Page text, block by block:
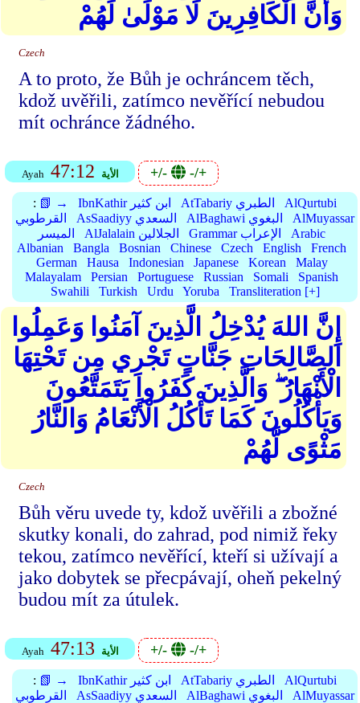
وَأَنَّ الْكَافِرِينَ لَا مَوْلَىٰ لَهُمْ
Czech
A to proto, že Bůh je ochráncem těch,
kdož uvěřili, zatímco nevěřící nebudou
mít ochránce žádného.
Ayah 47:12 الأية +/- -/+
: 📗 → IbnKathir ابن كثير AtTabariy الطبري
AlQurtubi
القرطوبي
AsSaadiyy السعدي AlBaghawi البغوي
AlMuyassar
الميسر
AlJalalain الجلالين Grammar الإعراب
Arabic
Albanian
Bangla Bosnian Chinese Czech English
French
German
Hausa Indonesian Japanese Korean
Malay
Malayalam
Persian Portuguese Russian Somali
Spanish
Swahili
Turkish Urdu Yoruba Transliteration [+]
إِنَّ اللهَ يُدْخِلُ الَّذِينَ آمَنُوا وَعَمِلُوا
الصَّالِحَاتِ جَنَّاتٍ تَجْرِي مِن تَحْتِهَا
الْأَنْهَارُ ۖ وَالَّذِينَ كَفَرُوا يَتَمَتَّعُونَ
وَيَأْكُلُونَ كَمَا تَأْكُلُ الْأَنْعَامُ وَالنَّارُ
مَثْوًى لَّهُمْ
Czech
Bůh věru uvede ty, kdož uvěřili a zbožné
skutky konali, do zahrad, pod nimiž řeky
tekou, zatímco nevěřící, kteří si užívají a
jako dobytek se přecpávají, oheň pekelný
budou mít za útulek.
Ayah 47:13 الأية +/- -/+
: 📗 → IbnKathir ابن كثير AtTabariy الطبري
AlQurtubi
القرطوبي
AsSaadiyy السعدي AlBaghawi البغوي
AlMuyassar